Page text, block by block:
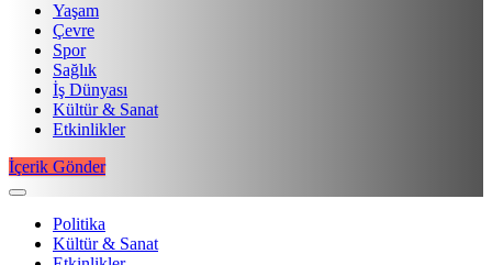
Yaşam
Çevre
Spor
Sağlık
İş Dünyası
Kültür & Sanat
Etkinlikler
İçerik Gönder
Politika
Kültür & Sanat